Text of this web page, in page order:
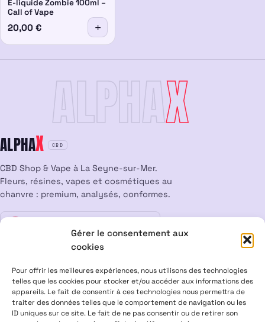
Gérer le consentement aux
cookies
Pour offrir les meilleures expériences, nous utilisons des technologies
telles que les cookies pour stocker et/ou accéder aux informations des
appareils. Le fait de consentir à ces technologies nous permettra de
traiter des données telles que le comportement de navigation ou les
ID uniques sur ce site. Le fait de ne pas consentir ou de retirer son
E-liquide Zombie 100ml –
Call of Vape
20,00 €
ALPHAX
ALPHAX CBD
CBD Shop & Vape à La Seyne-sur-Mer.
Fleurs, résines, vapes et cosmétiques au
chanvre : premium, analysés, conformes.
Mentions légales CGV Confidentialité
Cookies
Rétractation